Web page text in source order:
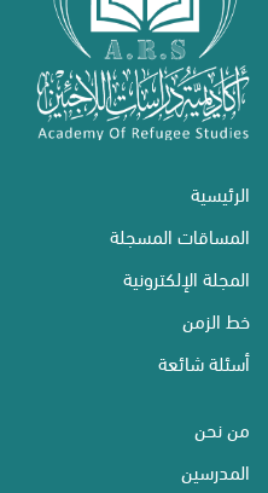
الرئيسية
المساقات المسجلة
المجلة الإلكترونية
خط الزمن
أسئلة شائعة
من نحن
المدرسين